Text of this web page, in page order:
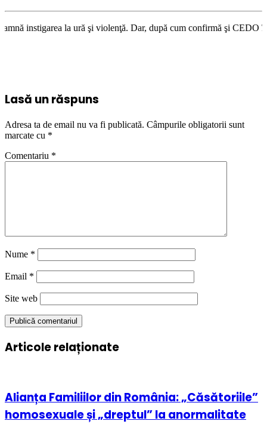
şi violenţă. Dar, după cum confirmă şi CEDO în cazul
Lasă un răspuns
Adresa ta de email nu va fi publicată. Câmpurile obligatorii sunt
marcate cu *
Comentariu *
Nume *
Email *
Site web
Articole relaționate
Alianța Familiilor din România: „Căsătoriile”
homosexuale și „dreptul” la anormalitate